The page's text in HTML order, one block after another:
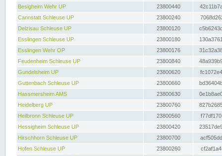
Besigheim Wehr UP
23800440
Cannstatt Schleuse UP
23800240
Deizisau Schleuse UP
23800120
Esslingen Schleuse UP
23800180
Esslingen Wehr OP
23800176
Feudenheim Schleuse UP
23800840
Gundelsheim UP
23800620
Guttenbach Schleuse UP
23800660
Hassmersheim AMS
23800630
Heidelberg UP
23800760
Heilbronn Schleuse UP
23800560
Hessigheim Schleuse UP
23800420
Hirschhorn Schleuse UP
23800700
Hofen Schleuse UP
23800260